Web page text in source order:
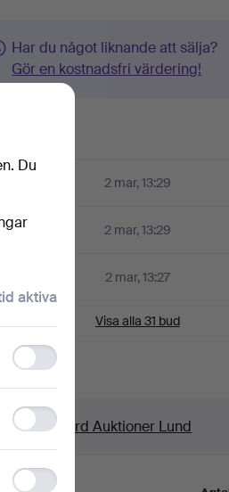
Har du något liknande att sälja?
Gör en kostnadsfri värdering!
2 mar, 13:29
2 mar, 13:29
2 mar, 13:27
Visa alla 31 bud
Crafoord Auktioner Lund
Du
aktiva
Functionality
storage
Statistics
storage
Ad